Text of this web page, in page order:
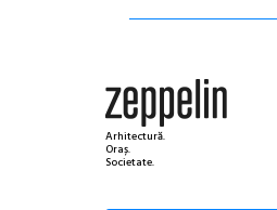
Arhitectură.
Oraș.
Societate.